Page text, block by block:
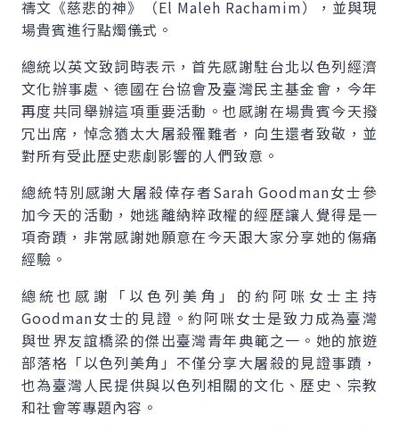
禱文《慈悲的神》（El Maleh Rachamim），並與現
場貴賓進行點燭儀式。
總統以英文致詞時表示，首先感謝駐台北以色列經濟
文化辦事處、德國在台協會及臺灣民主基金會，今年
再度共同舉辦這項重要活動。也感謝在場貴賓今天撥
冗出席，悼念猶太大屠殺罹難者，向生還者致敬，並
對所有受此歷史悲劇影響的人們致意。
總統特別感謝大屠殺倖存者Sarah Goodman女士參
加今天的活動，她逃離納粹政權的經歷讓人覺得是一
項奇蹟，非常感謝她願意在今天跟大家分享她的傷痛
經驗。
總統也感謝「以色列美角」的約阿咪女士主持
Goodman女士的見證。約阿咪女士是致力成為臺灣
與世界友誼橋梁的傑出臺灣青年典範之一。她的旅遊
部落格「以色列美角」不僅分享大屠殺的見證事蹟，
也為臺灣人民提供與以色列相關的文化、歷史、宗教
和社會等專題內容。